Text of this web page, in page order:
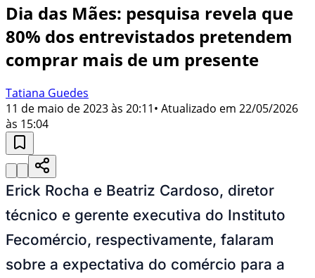
Dia das Mães: pesquisa revela que
80% dos entrevistados pretendem
comprar mais de um presente
Tatiana Guedes
11 de maio de 2023 às 20:11• Atualizado em 22/05/2026
às 15:04
Erick Rocha e Beatriz Cardoso, diretor
técnico e gerente executiva do Instituto
Fecomércio, respectivamente, falaram
sobre a expectativa do comércio para a